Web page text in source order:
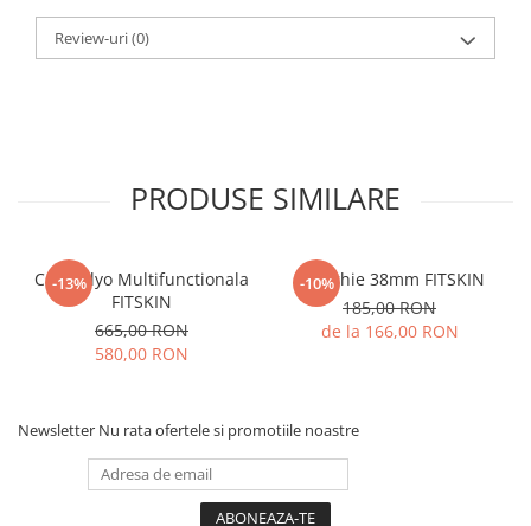
Review-uri(0)
PRODUSE SIMILARE
-13%
Cutie Plyo Multifunctionala
FITSKIN
665,00 RON
580,00 RON
-10%
Franghie 38mm FITSKIN
185,00 RON
de la 166,00 RON
Newsletter Nu rata ofertele si promotiile noastre